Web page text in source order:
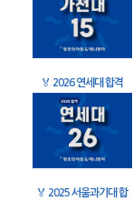
🏅 2026 연세대 합격
🏅 2025 서울과기대 합